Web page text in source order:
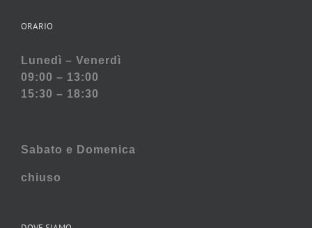
ORARIO
Lunedì – Venerdì
09:00 – 13:00
15:30 – 18:30
Sabato e Domenica
chiuso